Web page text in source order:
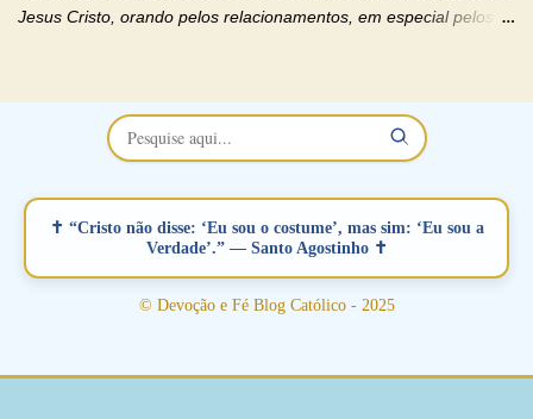
Jesus Cristo, orando pelos relacionamentos, em especial pelos
maravilhosos cartões que coloquei aqui para vocês. Não perca
esta abençoada semana no Momento de Fé do Padre Marcelo,
vamos juntos formar esta forte corrente de orações. Você que
verdadeiro, ou que está com problemas no relacionamento
amoroso, creia na poderosa intercessão deste santo amigo:
Santo Antonio! Tenha fé, não desista, pois ele intercede por nós
junto a Jesus! Fique no Amor Ágape de Jesus e no Amor Materno
✝ “Cristo não disse: ‘Eu sou o costume’, mas sim: ‘Eu sou a
Verdade’.” — Santo Agostinho ✝
© Devoção e Fé Blog Católico - 2025